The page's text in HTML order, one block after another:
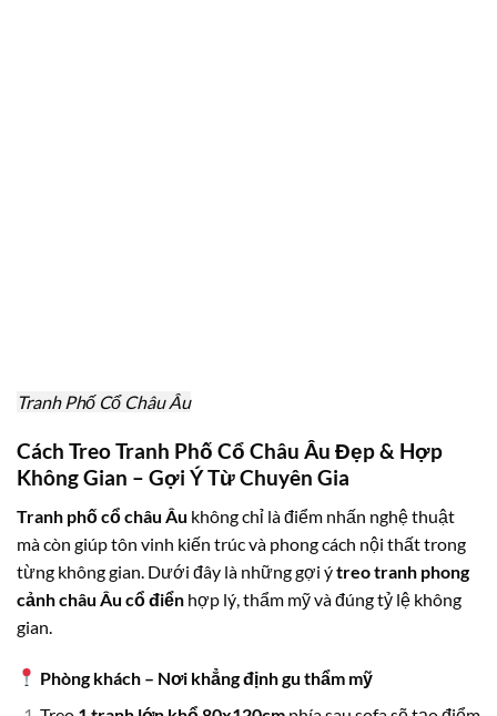
Tranh Phố Cổ Châu Âu
Cách Treo Tranh Phố Cổ Châu Âu Đẹp & Hợp
Không Gian – Gợi Ý Từ Chuyên Gia
Tranh phố cổ châu Âu không chỉ là điểm nhấn nghệ thuật
mà còn giúp tôn vinh kiến trúc và phong cách nội thất trong
từng không gian. Dưới đây là những gợi ýtreo tranh phong
cảnh châu Âu cổ điển hợp lý, thẩm mỹ và đúng tỷ lệ không
gian.
Phòng khách – Nơi khẳng định gu thẩm mỹ